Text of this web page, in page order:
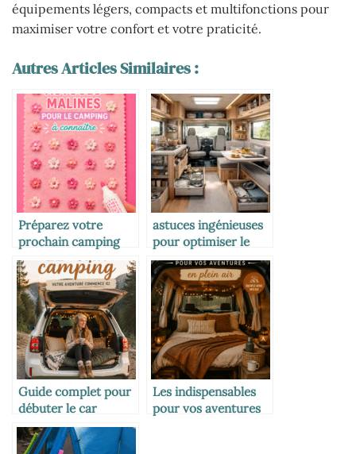
équipements légers, compacts et multifonctions pour
maximiser votre confort et votre praticité.
Autres Articles Similaires :
Préparez votre
prochain camping
avec ces
indispensables
astuces ingénieuses
pour optimiser le
rangement dans
votre camping-car
Guide complet pour
débuter le car
camping
Les indispensables
pour vos aventures